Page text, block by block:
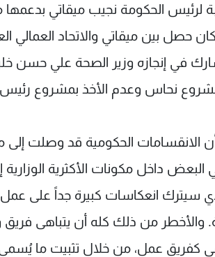
لرئيس الحكومة نجيب ميقاتي بدعمها
حصل بين ميقاتي والاتحاد العمالي
في إنجازه وزير الصحة علي حسن
الحكومية قد وصلت إلى
داخل مكونات الأكثرية الوزارية
سيترك انعكاسات كبيرة جداً على
والأخطر من ذلك كله أن يتباهى فريق
عمل، من خلال تثبيت ما يُسمى